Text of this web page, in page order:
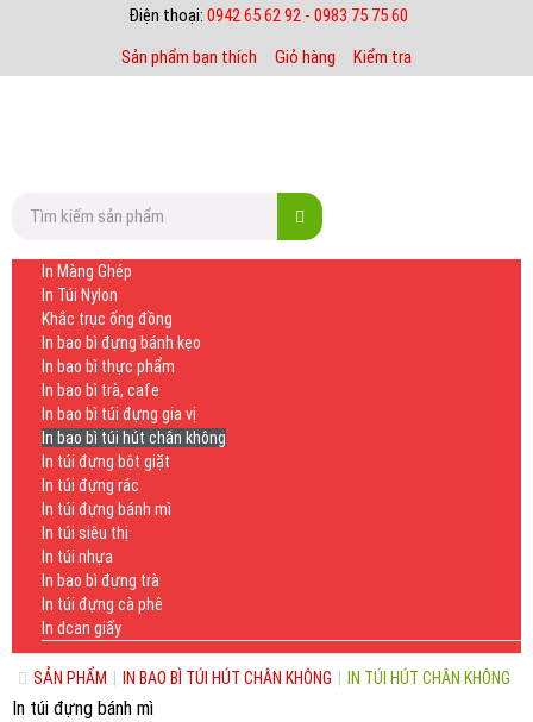
Điện thoại: 0942 65 62 92 - 0983 75 75 60
Sản phẩm bạn thích
Giỏ hàng Kiểm tra
In Màng Ghép
In Túi Nylon
Khắc trục ống đồng
In bao bì đựng bánh kẹo
In bao bì thực phẩm
In bao bì trà, cafe
In bao bì túi đựng gia vị
In bao bì túi hút chân không
In túi đựng bột giặt
In túi đựng rác
In túi đựng bánh mì
In túi siêu thị
In túi nhựa
In bao bì đựng trà
In túi đựng cà phê
In dcan giấy
SẢN PHẨM IN BAO BÌ TÚI HÚT CHÂN KHÔNG IN TÚI HÚT CHÂN KHÔNG
In túi đựng bánh mì